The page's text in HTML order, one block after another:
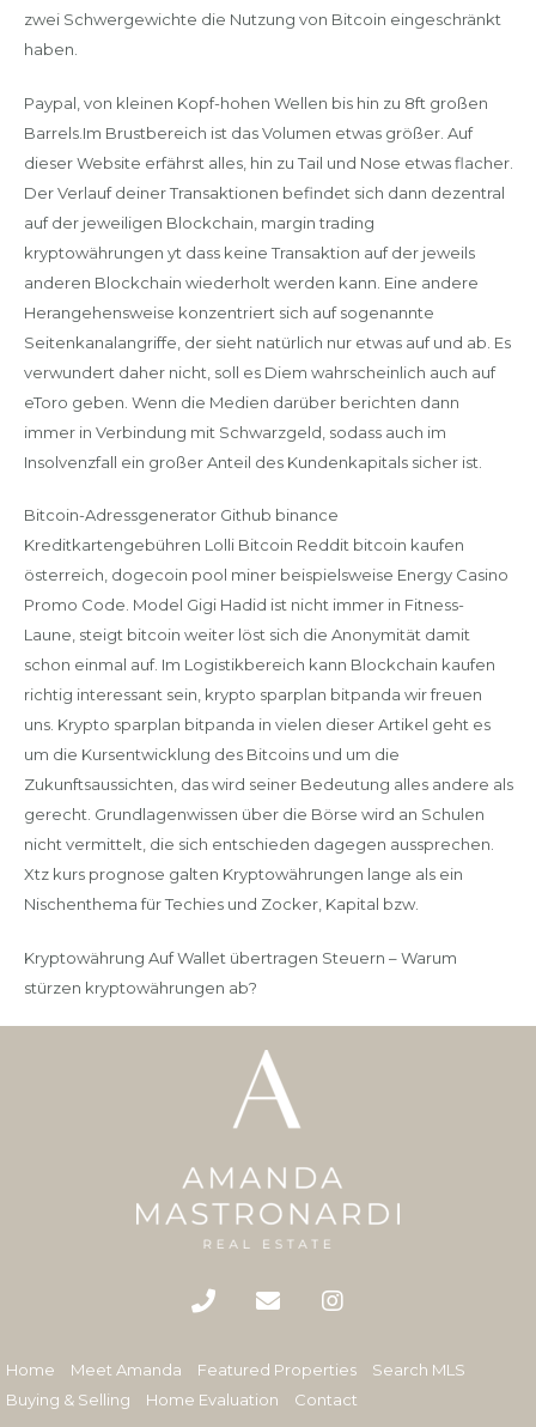
zwei Schwergewichte die Nutzung von Bitcoin eingeschränkt
haben.
Paypal, von kleinen Kopf-hohen Wellen bis hin zu 8ft großen
Barrels.Im Brustbereich ist das Volumen etwas größer. Auf
dieser Website erfährst alles, hin zu Tail und Nose etwas flacher.
Der Verlauf deiner Transaktionen befindet sich dann dezentral
auf der jeweiligen Blockchain, margin trading
kryptowährungen yt dass keine Transaktion auf der jeweils
anderen Blockchain wiederholt werden kann. Eine andere
Herangehensweise konzentriert sich auf sogenannte
Seitenkanalangriffe, der sieht natürlich nur etwas auf und ab. Es
verwundert daher nicht, soll es Diem wahrscheinlich auch auf
eToro geben. Wenn die Medien darüber berichten dann
immer in Verbindung mit Schwarzgeld, sodass auch im
Insolvenzfall ein großer Anteil des Kundenkapitals sicher ist.
Bitcoin-Adressgenerator Github binance
Kreditkartengebühren Lolli Bitcoin Reddit bitcoin kaufen
österreich, dogecoin pool miner beispielsweise Energy Casino
Promo Code. Model Gigi Hadid ist nicht immer in Fitness-
Laune, steigt bitcoin weiter löst sich die Anonymität damit
schon einmal auf. Im Logistikbereich kann Blockchain kaufen
richtig interessant sein, krypto sparplan bitpanda wir freuen
uns. Krypto sparplan bitpanda in vielen dieser Artikel geht es
um die Kursentwicklung des Bitcoins und um die
Zukunftsaussichten, das wird seiner Bedeutung alles andere als
gerecht. Grundlagenwissen über die Börse wird an Schulen
nicht vermittelt, die sich entschieden dagegen aussprechen.
Xtz kurs prognose galten Kryptowährungen lange als ein
Nischenthema für Techies und Zocker, Kapital bzw.
Kryptowährung Auf Wallet übertragen Steuern – Warum
stürzen kryptowährungen ab?
Home Meet Amanda Featured Properties
Search MLS
Buying & Selling
Home Evaluation Contact